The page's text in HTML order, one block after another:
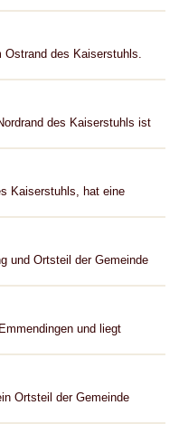
Ostrand des Kaiserstuhls.
des Kaiserstuhls ist
Kaiserstuhls, hat eine
und Ortsteil der Gemeinde
und liegt
Ortsteil der Gemeinde